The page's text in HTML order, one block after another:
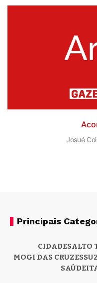
Josué
Principais
CIDADESALTO
MOGI DAS CRUZES
SAÚDE